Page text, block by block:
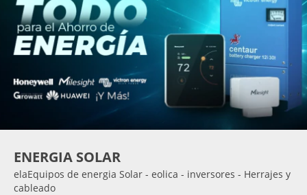
ENERGIA SOLAR
elaEquipos de energia Solar - eolica - inversores - Herrajes y
cableado